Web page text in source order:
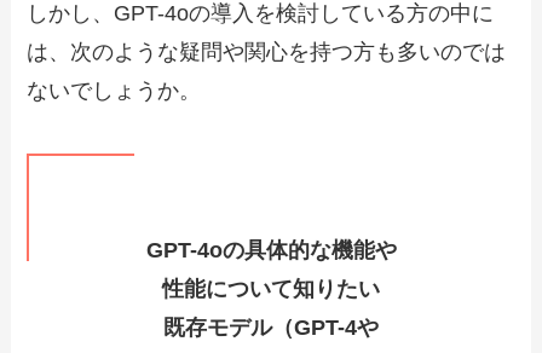
しかし、GPT-4oの導入を検討している方の中に
は、次のような疑問や関心を持つ方も多いのでは
ないでしょうか。
GPT-4oの具体的な機能や
性能について知りたい
既存モデル（GPT-4や